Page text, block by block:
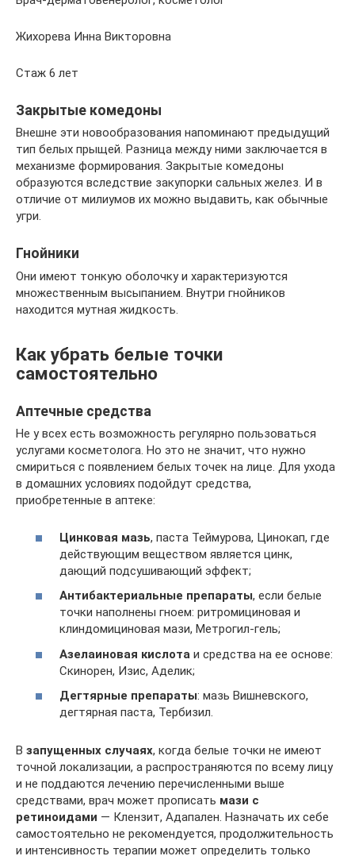
Жихорева Инна Викторовна
Стаж 6 лет
Закрытые комедоны
Внешне эти новообразования напоминают предыдущий
тип белых прыщей. Разница между ними заключается в
механизме формирования. Закрытые комедоны
образуются вследствие закупорки сальных желез. И в
отличие от милиумов их можно выдавить, как обычные
угри.
Гнойники
Они имеют тонкую оболочку и характеризуются
множественным высыпанием. Внутри гнойников
находится мутная жидкость.
Как убрать белые точки
самостоятельно
Аптечные средства
Не у всех есть возможность регулярно пользоваться
услугами косметолога. Но это не значит, что нужно
смириться с появлением белых точек на лице. Для ухода
в домашних условиях подойдут средства,
приобретенные в аптеке:
Цинковая мазь, паста Теймурова, Цинокап, где
действующим веществом является цинк,
дающий подсушивающий эффект;
Антибактериальные препараты, если белые
точки наполнены гноем: ритромициновая и
клиндомициновая мази, Метрогил-гель;
Азелаиновая кислота и средства на ее основе:
Скинорен, Изис, Аделик;
Дегтярные препараты: мазь Вишневского,
дегтярная паста, Тербизил.
В запущенных случаях, когда белые точки не имеют
точной локализации, а распространяются по всему лицу
и не поддаются лечению перечисленными выше
средствами, врач может прописать мази с
ретиноидами — Клензит, Адапален. Назначать их себе
самостоятельно не рекомендуется, продолжительность
и интенсивность терапии может определить только